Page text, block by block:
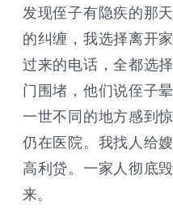
发现侄子有隐疾的那
的纠缠，我选择离开
过来的电话，全都选
门围堵，他们说侄子
一世不同的地方感到
仍在医院。我找人给
高利贷。一家人彻底
来。